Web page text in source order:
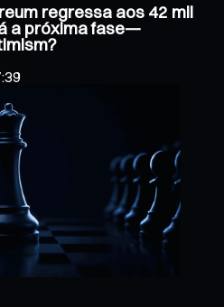
regressa aos 42 mil
a próxima fase—